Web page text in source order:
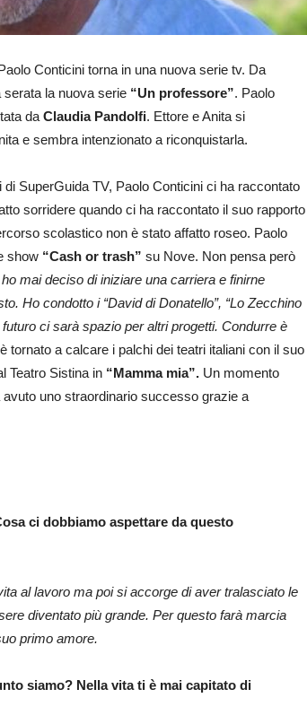
Conticini torna in una nuova serie tv. Da
la nuova serie “Un professore”. Paolo
da Claudia Pandolfi. Ettore e Anita si
e sembra intenzionato a riconquistarla.
SuperGuida TV, Paolo Conticini ci ha raccontato
sorridere quando ci ha raccontato il suo rapporto
scolastico non è stato affatto roseo. Paolo
show “Cash or trash” su Nove. Non pensa però
ho mai deciso di iniziare una carriera e finirne
Ho condotto i “David di Donatello”, “Lo Zecchino
ci sarà spazio per altri progetti. Condurre è
tornato a calcare i palchi dei teatri italiani con il suo
Teatro Sistina in “Mamma mia”. Un momento
uno straordinario successo grazie a
ci dobbiamo aspettare da questo
al lavoro ma poi si accorge di aver tralasciato le
diventato più grande. Per questo farà marcia
primo amore.
siamo? Nella vita ti è mai capitato di